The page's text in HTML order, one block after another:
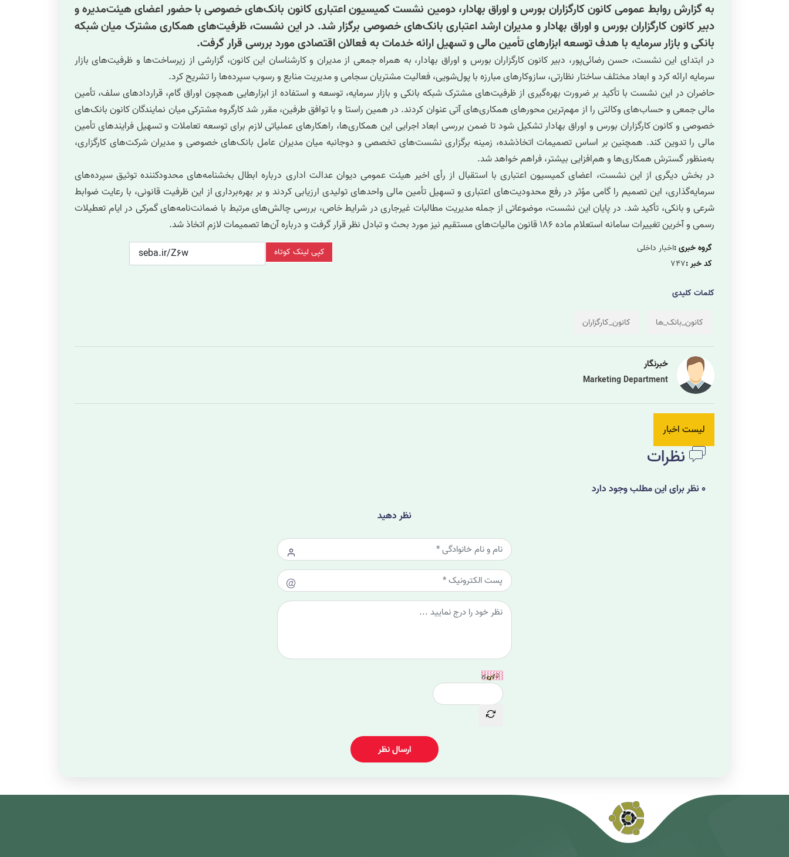
به گزارش روابط عمومی کانون کارگزاران بورس و اوراق بهادار، دومین نشست کمیسیون اعتباری کانون بانک‌های خصوصی با حضور اعضای هیئت‌مدیره و
دبیر کانون کارگزاران بورس و اوراق بهادار و مدیران ارشد اعتباری بانک‌های خصوصی برگزار شد. در این نشست، ظرفیت‌های همکاری مشترک میان شبکه
بانکی و بازار سرمایه با هدف توسعه ابزارهای تأمین مالی و تسهیل ارائه خدمات به فعالان اقتصادی مورد بررسی قرار گرفت.
در ابتدای این نشست، حسن رضائی‌پور، دبیر کانون کارگزاران بورس و اوراق بهادار، به همراه جمعی از مدیران و کارشناسان این کانون، گزارشی از زیرساخت‌ها و ظرفیت‌های بازار
سرمایه ارائه کرد و ابعاد مختلف ساختار نظارتی، سازوکارهای مبارزه با پول‌شویی، فعالیت مشتریان سجامی و مدیریت منابع و رسوب سپرده‌ها را تشریح کرد.
حاضران در این نشست با تأکید بر ضرورت بهره‌گیری از ظرفیت‌های مشترک شبکه بانکی و بازار سرمایه، توسعه و استفاده از ابزارهایی همچون اوراق گام، قراردادهای سلف، تأمین
مالی جمعی و حساب‌های وکالتی را از مهم‌ترین محورهای همکاری‌های آتی عنوان کردند. در همین راستا و با توافق طرفین، مقرر شد کارگروه مشترکی میان نمایندگان کانون بانک‌های
خصوصی و کانون کارگزاران بورس و اوراق بهادار تشکیل شود تا ضمن بررسی ابعاد اجرایی این همکاری‌ها، راهکارهای عملیاتی لازم برای توسعه تعاملات و تسهیل فرایندهای تأمین
مالی را تدوین کند. همچنین بر اساس تصمیمات اتخاذشده، زمینه برگزاری نشست‌های تخصصی و دوجانبه میان مدیران عامل بانک‌های خصوصی و مدیران شرکت‌های کارگزاری،
به‌منظور گسترش همکاری‌ها و هم‌افزایی بیشتر، فراهم خواهد شد.
در بخش دیگری از این نشست، اعضای کمیسیون اعتباری با استقبال از رأی اخیر هیئت عمومی دیوان عدالت اداری درباره ابطال بخشنامه‌های محدودکننده توثیق سپرده‌های
سرمایه‌گذاری، این تصمیم را گامی مؤثر در رفع محدودیت‌های اعتباری و تسهیل تأمین مالی واحدهای تولیدی ارزیابی کردند و بر بهره‌برداری از این ظرفیت قانونی، با رعایت ضوابط
شرعی و بانکی، تأکید شد. در پایان این نشست، موضوعاتی از جمله مدیریت مطالبات غیرجاری در شرایط خاص، بررسی چالش‌های مرتبط با ضمانت‌نامه‌های گمرکی در ایام تعطیلات
رسمی و آخرین تغییرات سامانه استعلام ماده ۱۸۶ قانون مالیات‌های مستقیم نیز مورد بحث و تبادل نظر قرار گرفت و درباره آن‌ها تصمیمات لازم اتخاذ شد.
گروه خبری :اخبار داخلی
کد خبر :747
کپی لینک کوتاه
کلمات کلیدی
کانون_بانک_ها کانون_کارگزاران
خبرنگار
Marketing Department
لیست اخبار
نظرات
0 نظر برای این مطلب وجود دارد
نظر دهید
ارسال نظر